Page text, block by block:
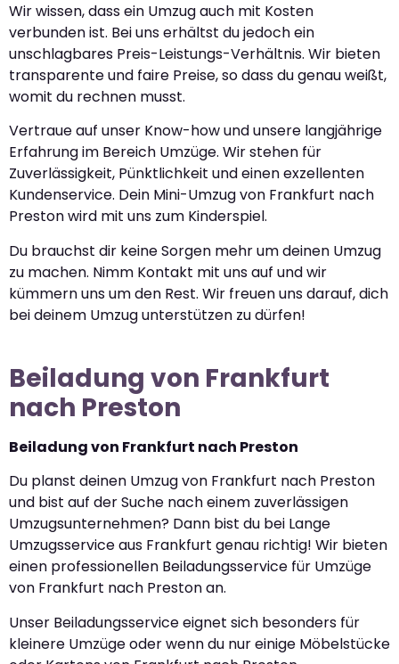
Wir wissen, dass ein Umzug auch mit Kosten
verbunden ist. Bei uns erhältst du jedoch ein
unschlagbares Preis-Leistungs-Verhältnis. Wir bieten
transparente und faire Preise, so dass du genau weißt,
womit du rechnen musst.
Vertraue auf unser Know-how und unsere langjährige
Erfahrung im Bereich Umzüge. Wir stehen für
Zuverlässigkeit, Pünktlichkeit und einen exzellenten
Kundenservice. Dein Mini-Umzug von Frankfurt nach
Preston wird mit uns zum Kinderspiel.
Du brauchst dir keine Sorgen mehr um deinen Umzug
zu machen. Nimm Kontakt mit uns auf und wir
kümmern uns um den Rest. Wir freuen uns darauf, dich
bei deinem Umzug unterstützen zu dürfen!
Beiladung von Frankfurt
nach Preston
Beiladung von Frankfurt nach Preston
Du planst deinen Umzug von Frankfurt nach Preston
und bist auf der Suche nach einem zuverlässigen
Umzugsunternehmen? Dann bist du bei Lange
Umzugsservice aus Frankfurt genau richtig! Wir bieten
einen professionellen Beiladungsservice für Umzüge
von Frankfurt nach Preston an.
Unser Beiladungsservice eignet sich besonders für
kleinere Umzüge oder wenn du nur einige Möbelstücke